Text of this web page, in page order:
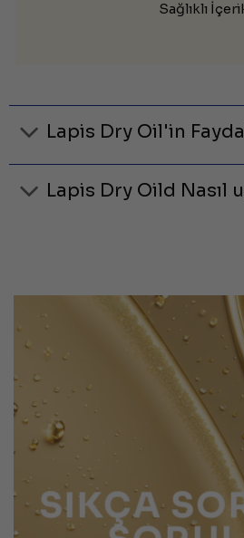
Sağlıklı
Lapis Dry Oil'in
Lapis Dry Oild Nasıl
SIKÇA